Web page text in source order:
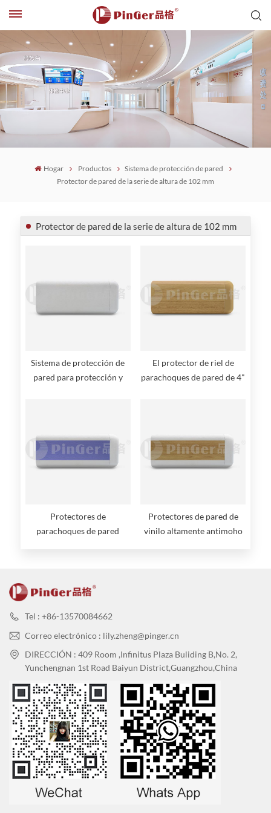
Hogar Productos
Sistema de protección de pared
Protector de pared de la serie de altura de 102 mm
Protector de pared de la serie de altura de 102 mm
Sistema de protección de
pared para protección y
El protector de riel de
parachoques de pared de 4"
Protectores de
parachoques de pared
Protectores de pared de
vinilo altamente antimoho
Tel : +86-13570084662
Correo electrónico : lily.zheng@pinger.cn
DIRECCIÓN : 409 Room ,Infinitus Plaza Buliding B,No. 2,
Yunchengnan 1st Road Baiyun District,Guangzhou,China